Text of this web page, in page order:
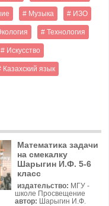
# Музыка # ИЗО
# Технология
# Искусство
Казахский язык
Математика задачи
на смекалку
Шарыгин И.Ф. 5-6
класс
издательство: МГУ -
школе Просвещение
автор: Шарыгин И.Ф.